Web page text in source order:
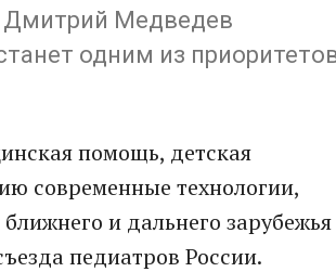
Дмитрий Медведев
одним из
помощь, детская
современные технологии,
и дальнего зарубежья
педиатров России.